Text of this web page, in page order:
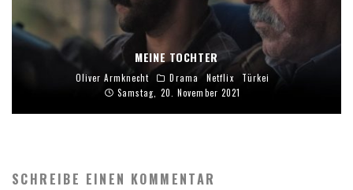
MEINE TOCHTER
Oliver Armknecht Drama Netflix
Türkei
Samstag, 20. November 2021
SCHREIBE EINEN KOMMENTAR